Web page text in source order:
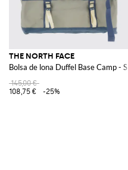
THE NORTH FACE
Bolsa de lona Duffel Base Camp - S
145,00 €
108,75 €
-25%